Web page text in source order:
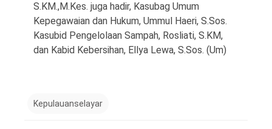
S.KM.,M.Kes. juga hadir, Kasubag Umum
Kepegawaian dan Hukum, Ummul Haeri, S.Sos.
Kasubid Pengelolaan Sampah, Rosliati, S.KM,
dan Kabid Kebersihan, Ellya Lewa, S.Sos. (Um)
Kepulauanselayar